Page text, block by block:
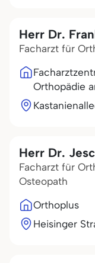
Herr Dr.
Facharzt für
Orthopädie
Herr Dr.
Facharzt für
Osteopath
Orthoplus
Heisinger